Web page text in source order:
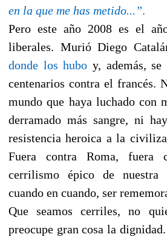
en la que me has metido...”.
Pero este año 2008 es el
liberales. Murió Diego
donde los hubo y, además,
centenarios contra el francés.
mundo que haya luchado con
derramado más sangre, ni
resistencia heroica a la
Fuera contra Roma, fuera
cerrilismo épico de nuestra
cuando en cuando, ser
Que seamos cerriles, no
preocupe gran cosa la